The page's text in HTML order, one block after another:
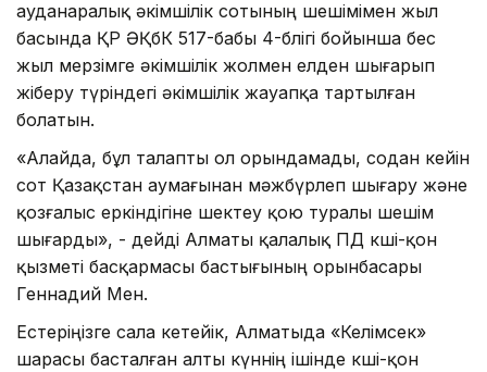
ауданаралық әкімшілік сотының шешімімен жыл
басында ҚР ӘҚбК 517-бабы 4-бөлігі бойынша бес
жыл мерзімге әкімшілік жолмен елден шығарып
жіберу түріндегі әкімшілік жауапқа тартылған
болатын.
«Алайда, бұл талапты ол орындамады, содан кейін
сот Қазақстан аумағынан мәжбүрлеп шығару және
қозғалыс еркіндігіне шектеу қою туралы шешім
шығарды», - дейді Алматы қалалық ПД көші-қон
қызметі басқармасы бастығының орынбасары
Геннадий Мен.
Естеріңізге сала кетейік, Алматыда «Келімсек»
шарасы басталған алты күннің ішінде көші-қон